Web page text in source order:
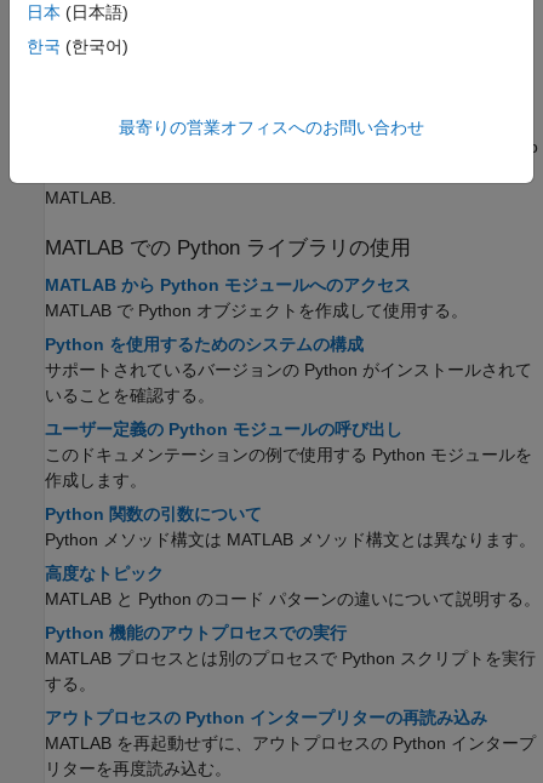
トピック
MATLABでの
You can use the Python view in the External Languages panel to
MATLAB.
MATLAB での Python ライブラリの使用
MATLAB から Python モジュールへのアクセス
MATLAB で Python オブジェクトを作成して使用する。
Python を使用するためのシステムの構成
サポートされているバージョンの Python がインストールされて
いることを確認する。
ユーザー定義の Python モジュールの呼び出し
このドキュメンテーションの例で使用する Python モジュールを
作成します。
Python 関数の引数について
Python メソッド構文は MATLAB メソッド構文とは異なります。
高度なトピック
MATLAB と Python のコード パターンの違いについて説明する。
Python 機能のアウトプロセスでの実行
MATLAB プロセスとは別のプロセスで Python スクリプトを実行
する。
アウトプロセスの Python インタープリターの再読み込み
MATLAB を再起動せずに、アウトプロセスの Python インタープ
リターを再度読み込む。
日本 (日本語)
한국 (한국어)
最寄りの営業オフィスへのお問い合わせ